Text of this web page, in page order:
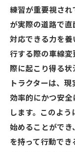
練習が重要視され
が実際の道路で
対応できる力を養
行する際の車線
際に起こり得る
トラクターは、
効率的にかつ安
します。このよ
始めることがで
を持って行動でき